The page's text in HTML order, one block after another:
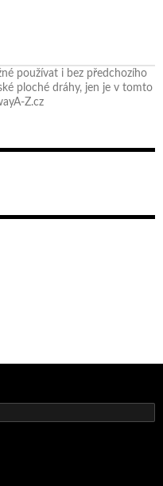
používat i bez předchozího
ploché dráhy, jen je v tomto
Z.cz
domácí dráze!